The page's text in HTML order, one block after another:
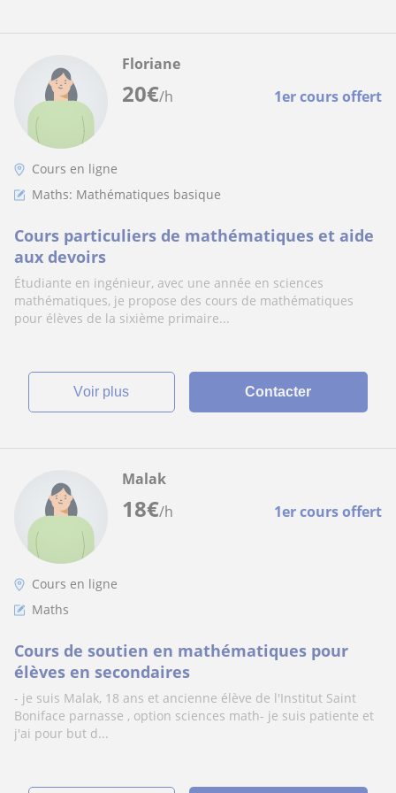
20€/h 1er cours offert
Floriane
Cours en ligne
Maths: Mathématiques basique
Cours particuliers de mathématiques et aide
aux devoirs
Étudiante en ingénieur, avec une année en sciences
mathématiques, je propose des cours de mathématiques
pour élèves de la sixième primaire...
voir plus Contacter
18€/h 1er cours offert
Malak
Cours en ligne
Maths
Cours de soutien en mathématiques pour
élèves en secondaires
- je suis Malak, 18 ans et ancienne élève de l'Institut Saint
Boniface parnasse , option sciences math- je suis patiente et
j'ai pour but d...